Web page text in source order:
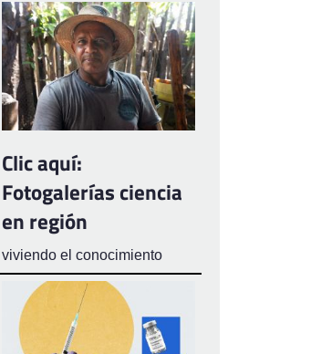
Clic aquí:
Fotogalerías ciencia
en región
viviendo el conocimiento